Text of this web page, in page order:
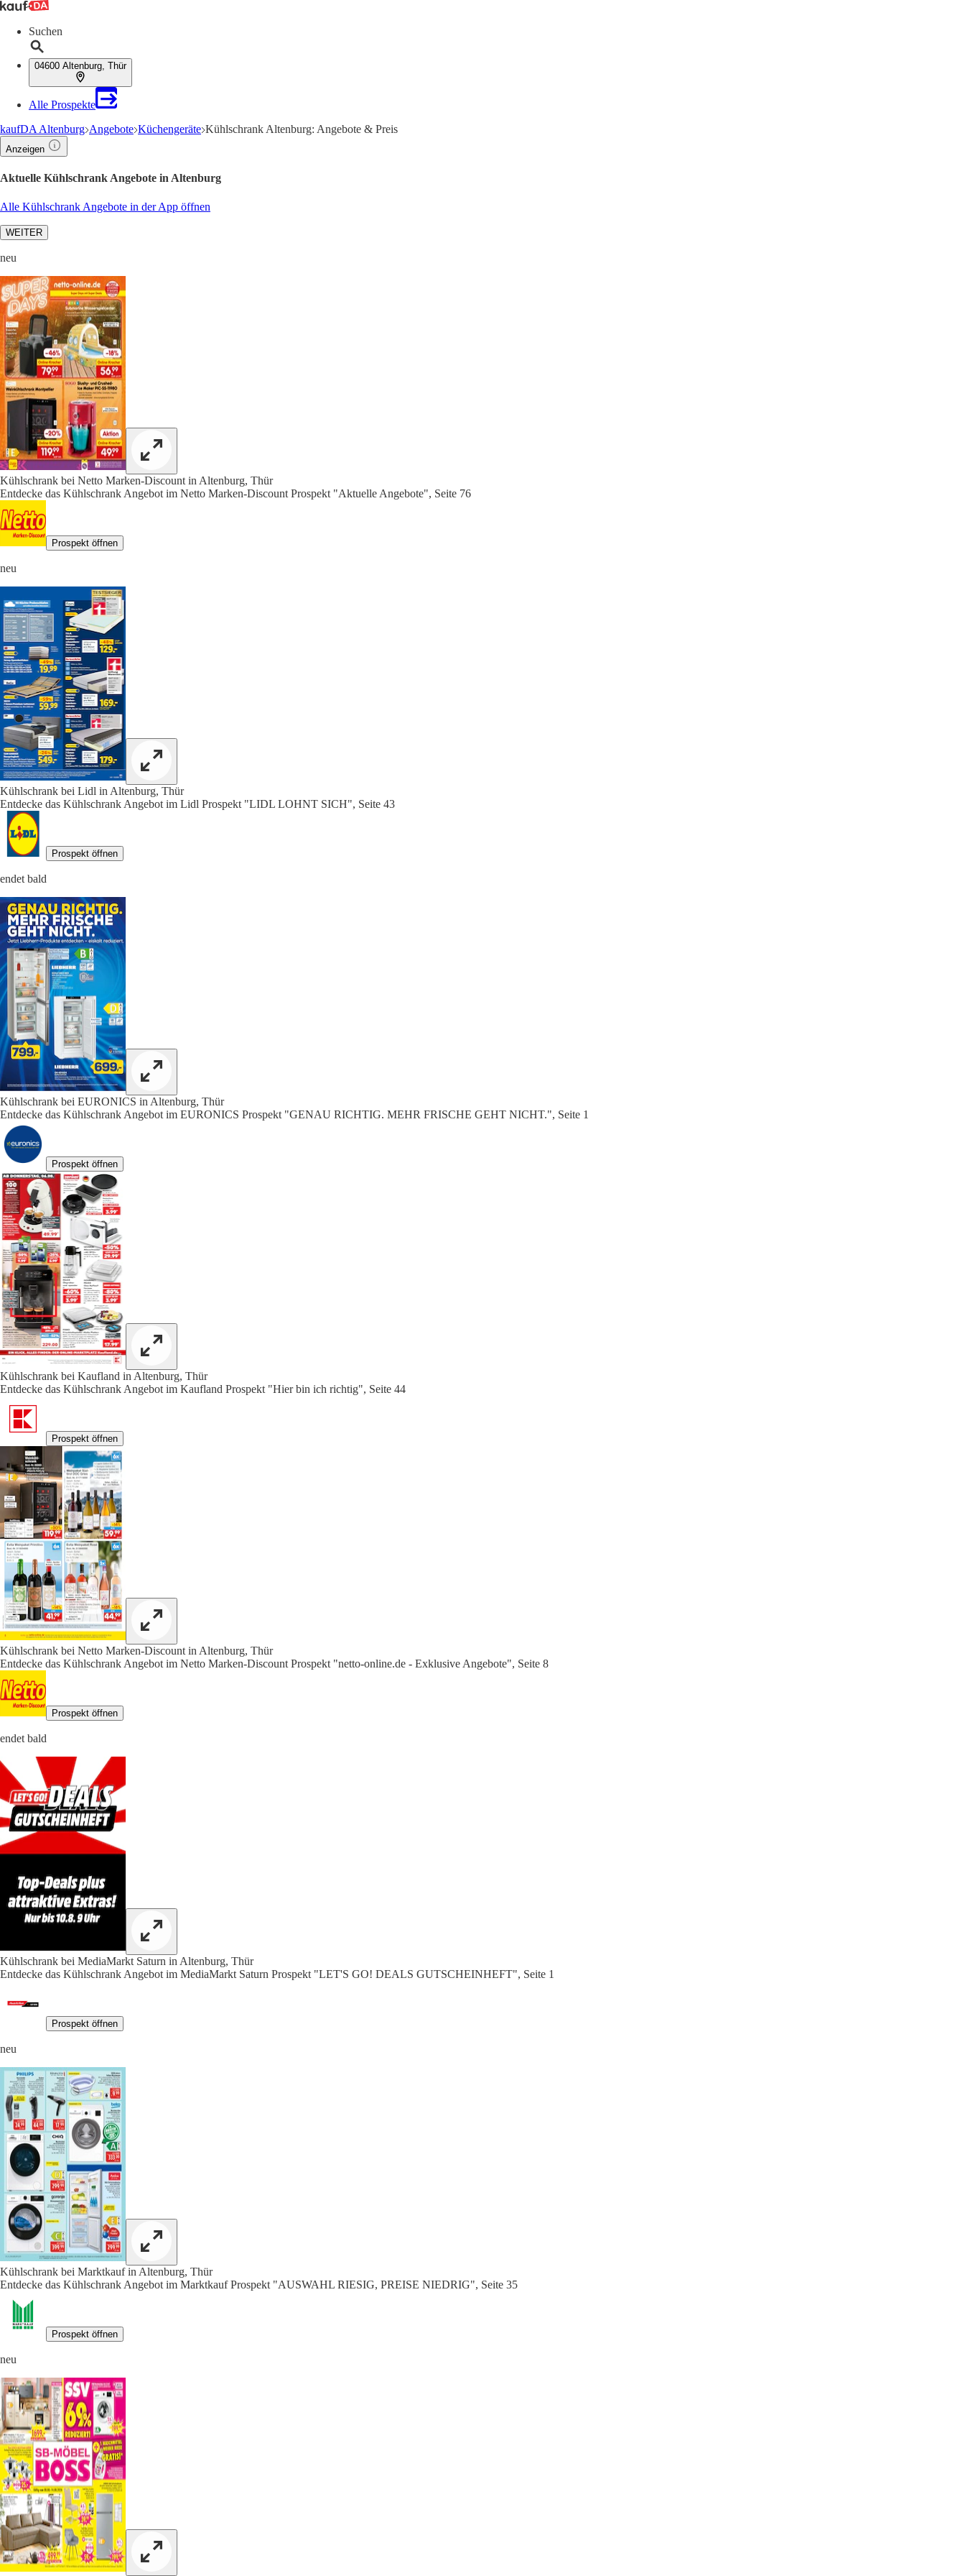
Suchen
04600 Altenburg, Thür
Alle Prospekte
kaufDA Altenburg Angebote Küchengeräte Kühlschrank Altenburg: Angebote & Preis
Anzeigen
Aktuelle Kühlschrank Angebote in Altenburg
Alle Kühlschrank Angebote in der App öffnen
WEITER
neu
Kühlschrank bei Netto Marken-Discount in Altenburg, Thür
Entdecke das Kühlschrank Angebot im Netto Marken-Discount Prospekt "Aktuelle Angebote", Seite 76
Prospekt öffnen
neu
Kühlschrank bei Lidl in Altenburg, Thür
Entdecke das Kühlschrank Angebot im Lidl Prospekt "LIDL LOHNT SICH", Seite 43
Prospekt öffnen
endet bald
Kühlschrank bei EURONICS in Altenburg, Thür
Entdecke das Kühlschrank Angebot im EURONICS Prospekt "GENAU RICHTIG. MEHR FRISCHE GEHT NICHT.", Seite 1
Prospekt öffnen
Kühlschrank bei Kaufland in Altenburg, Thür
Entdecke das Kühlschrank Angebot im Kaufland Prospekt "Hier bin ich richtig", Seite 44
Prospekt öffnen
Kühlschrank bei Netto Marken-Discount in Altenburg, Thür
Entdecke das Kühlschrank Angebot im Netto Marken-Discount Prospekt "netto-online.de - Exklusive Angebote", Seite 8
Prospekt öffnen
endet bald
Kühlschrank bei MediaMarkt Saturn in Altenburg, Thür
Entdecke das Kühlschrank Angebot im MediaMarkt Saturn Prospekt "LET'S GO! DEALS GUTSCHEINHEFT", Seite 1
Prospekt öffnen
neu
Kühlschrank bei Marktkauf in Altenburg, Thür
Entdecke das Kühlschrank Angebot im Marktkauf Prospekt "AUSWAHL RIESIG, PREISE NIEDRIG", Seite 35
Prospekt öffnen
neu